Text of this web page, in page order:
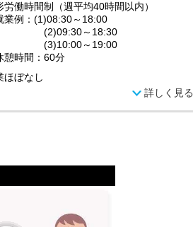
労働時間制（週平均40時間以内）
業例：(1)08:30～18:00
～18:30
～19:00
憩時間：60分
ほぼなし
詳しく見る